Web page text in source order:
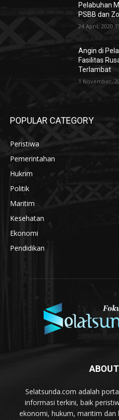
Pelabuhan
PSBB dan
24 April, 2020
Angin di
Fasilitas
Terlambat
1 November,
POPULAR CATEGORY
Peristiwa
Pemerintahan
Hukrim
Politik
Maritim
Kesehatan
Ekonomi
Pendidikan
Selatsunda.com adalah
informasi terkini, baik
ekonomi, hukum, maritim dan